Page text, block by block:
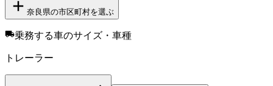
奈良県の市区町村を選ぶ
乗務する車のサイズ・車種
トレーラー